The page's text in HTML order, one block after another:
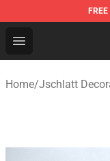
FREE
Open menu
Jschlatt Store
Home/Jschlatt